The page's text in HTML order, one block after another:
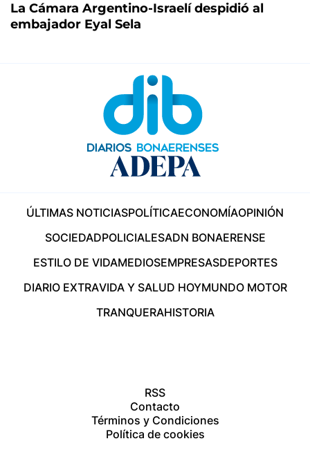
La Cámara Argentino-Israelí despidió al
embajador Eyal Sela
ÚLTIMAS NOTICIASPOLÍTICAECONOMÍAOPINIÓN
SOCIEDADPOLICIALESADN BONAERENSE
ESTILO DE VIDAMEDIOSEMPRESASDEPORTES
DIARIO EXTRAVIDA Y SALUD HOYMUNDO MOTOR
TRANQUERAHISTORIA
RSS
Contacto
Términos y Condiciones
Política de cookies